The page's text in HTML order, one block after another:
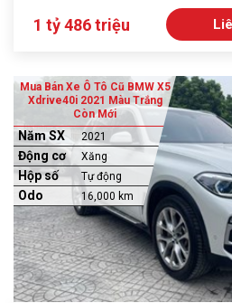
1 tỷ 486 triệu
Mua Bán Xe Ô Tô Cũ BMW X5
Xdrive40i 2021 Màu Trắng
Còn Mới
Năm SX 2021
Động cơ Xăng
Hộp số Tự động
Odo 16,000 km